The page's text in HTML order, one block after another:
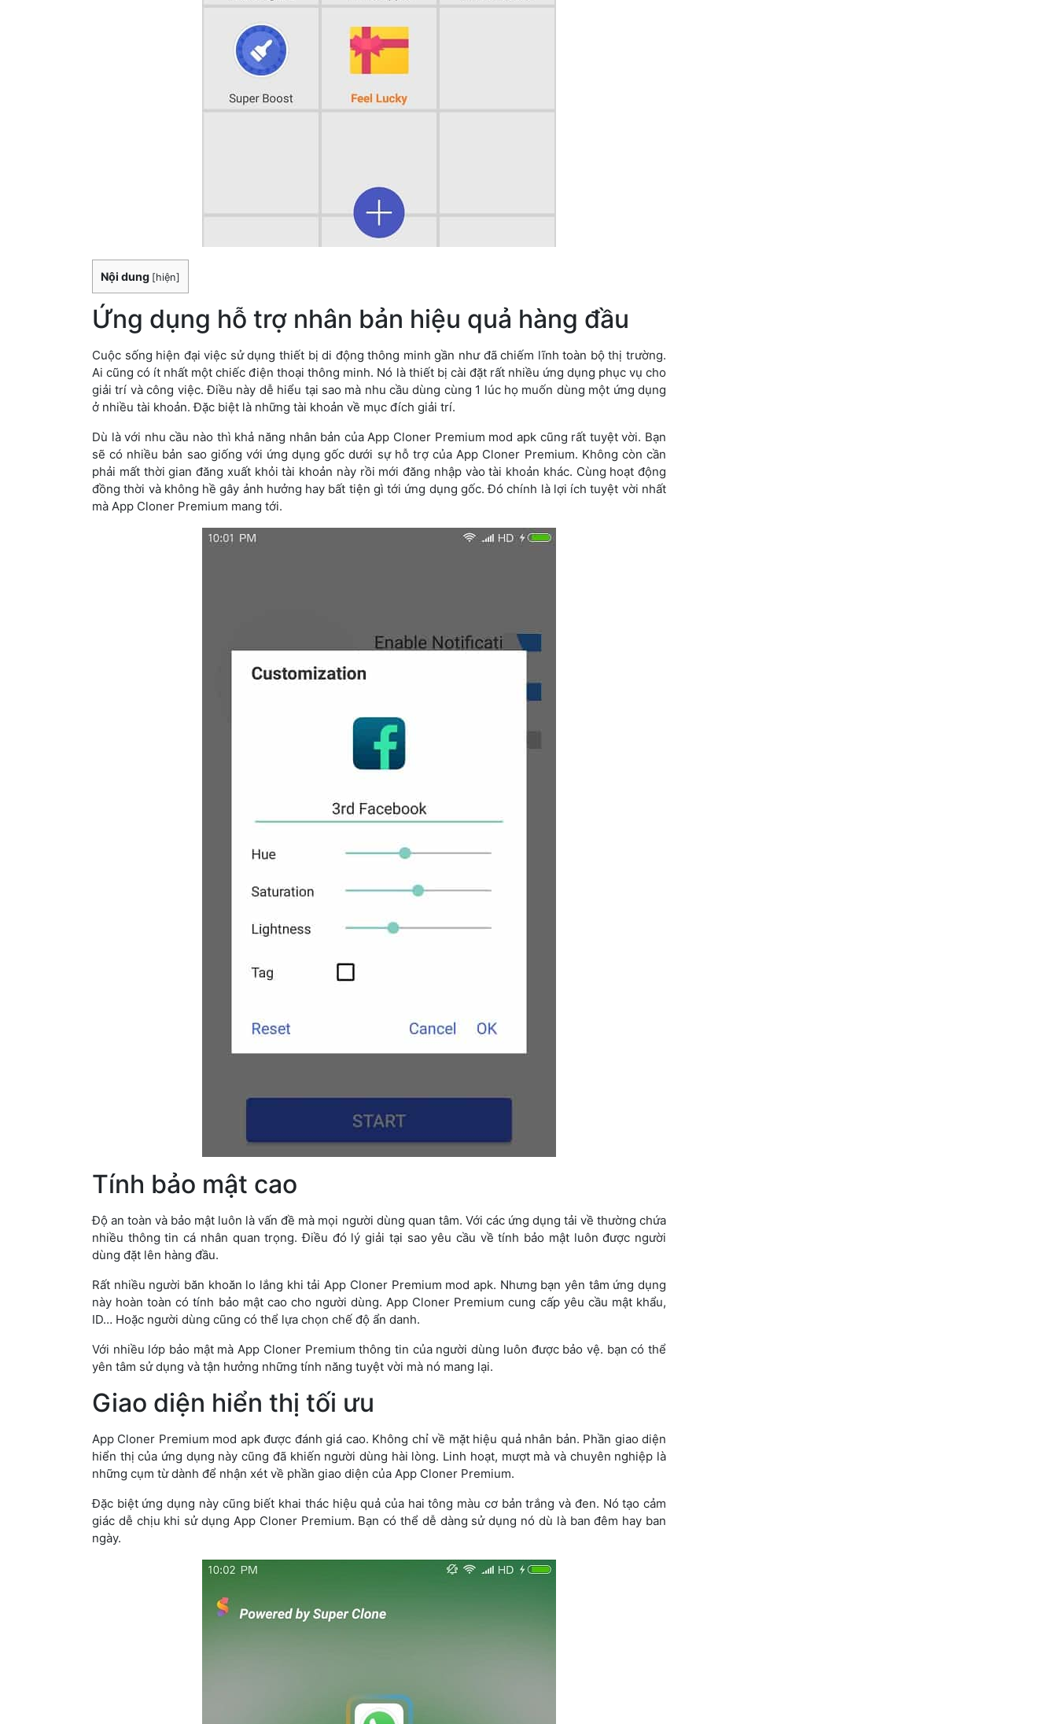
Nội dung [hiện]
Ứng dụng hỗ trợ nhân bản hiệu quả hàng đầu
Cuộc sống hiện đại việc sử dụng thiết bị di động thông minh gần như đã chiếm lĩnh toàn bộ thị trường.
Ai cũng có ít nhất một chiếc điện thoại thông minh. Nó là thiết bị cài đặt rất nhiều ứng dụng phục vụ cho
giải trí và công việc. Điều này dễ hiểu tại sao mà nhu cầu dùng cùng 1 lúc họ muốn dùng một ứng dụng
ở nhiều tài khoản. Đặc biệt là những tài khoản về mục đích giải trí.
Dù là với nhu cầu nào thì khả năng nhân bản của App Cloner Premium mod apk cũng rất tuyệt vời. Bạn
sẽ có nhiều bản sao giống với ứng dụng gốc dưới sự hỗ trợ của App Cloner Premium. Không còn cần
phải mất thời gian đăng xuất khỏi tài khoản này rồi mới đăng nhập vào tài khoản khác. Cùng hoạt động
đồng thời và không hề gây ảnh hưởng hay bất tiện gì tới ứng dụng gốc. Đó chính là lợi ích tuyệt vời nhất
mà App Cloner Premium mang tới.
Tính bảo mật cao
Độ an toàn và bảo mật luôn là vấn đề mà mọi người dùng quan tâm. Với các ứng dụng tải về thường chứa
nhiều thông tin cá nhân quan trọng. Điều đó lý giải tại sao yêu cầu về tính bảo mật luôn được người
dùng đặt lên hàng đầu.
Rất nhiều người băn khoăn lo lắng khi tải App Cloner Premium mod apk. Nhưng bạn yên tâm ứng dụng
này hoàn toàn có tính bảo mật cao cho người dùng. App Cloner Premium cung cấp yêu cầu mật khẩu,
ID… Hoặc người dùng cũng có thể lựa chọn chế độ ẩn danh.
Với nhiều lớp bảo mật mà App Cloner Premium thông tin của người dùng luôn được bảo vệ. bạn có thể
yên tâm sử dụng và tận hưởng những tính năng tuyệt vời mà nó mang lại.
Giao diện hiển thị tối ưu
App Cloner Premium mod apk được đánh giá cao. Không chỉ về mặt hiệu quả nhân bản. Phần giao diện
hiển thị của ứng dụng này cũng đã khiến người dùng hài lòng. Linh hoạt, mượt mà và chuyên nghiệp là
những cụm từ dành để nhận xét về phần giao diện của App Cloner Premium.
Đặc biệt ứng dụng này cũng biết khai thác hiệu quả của hai tông màu cơ bản trắng và đen. Nó tạo cảm
giác dễ chịu khi sử dụng App Cloner Premium. Bạn có thể dễ dàng sử dụng nó dù là ban đêm hay ban
ngày.